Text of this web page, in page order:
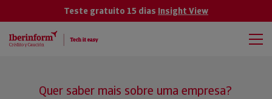
Teste gratuito 15 dias Insight View
Quer saber mais sobre uma empresa?